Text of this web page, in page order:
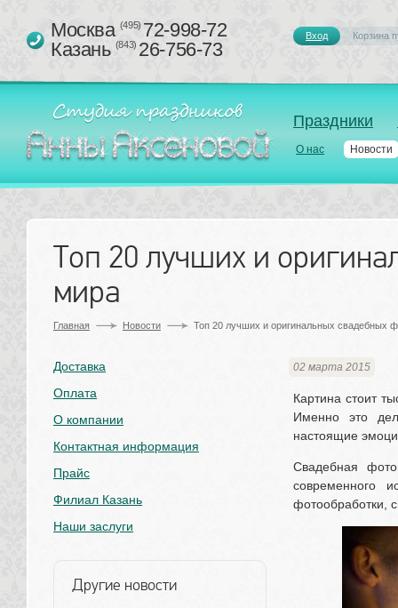
Праздники
О нас Новости
Москва (495)72-998-72
Казань (843)26-756-73
Вход Корзина
Топ 20 лучших и
мира
Главная Новости Топ 20 лучших и оригинальных свадебных
02 марта 2015
Картина стоит
Именно это
настоящие
Свадебная
современного
фотообработки,
Доставка
Оплата
О компании
Контактная информация
Прайс
Филиал Казань
Наши заслуги
Другие новости